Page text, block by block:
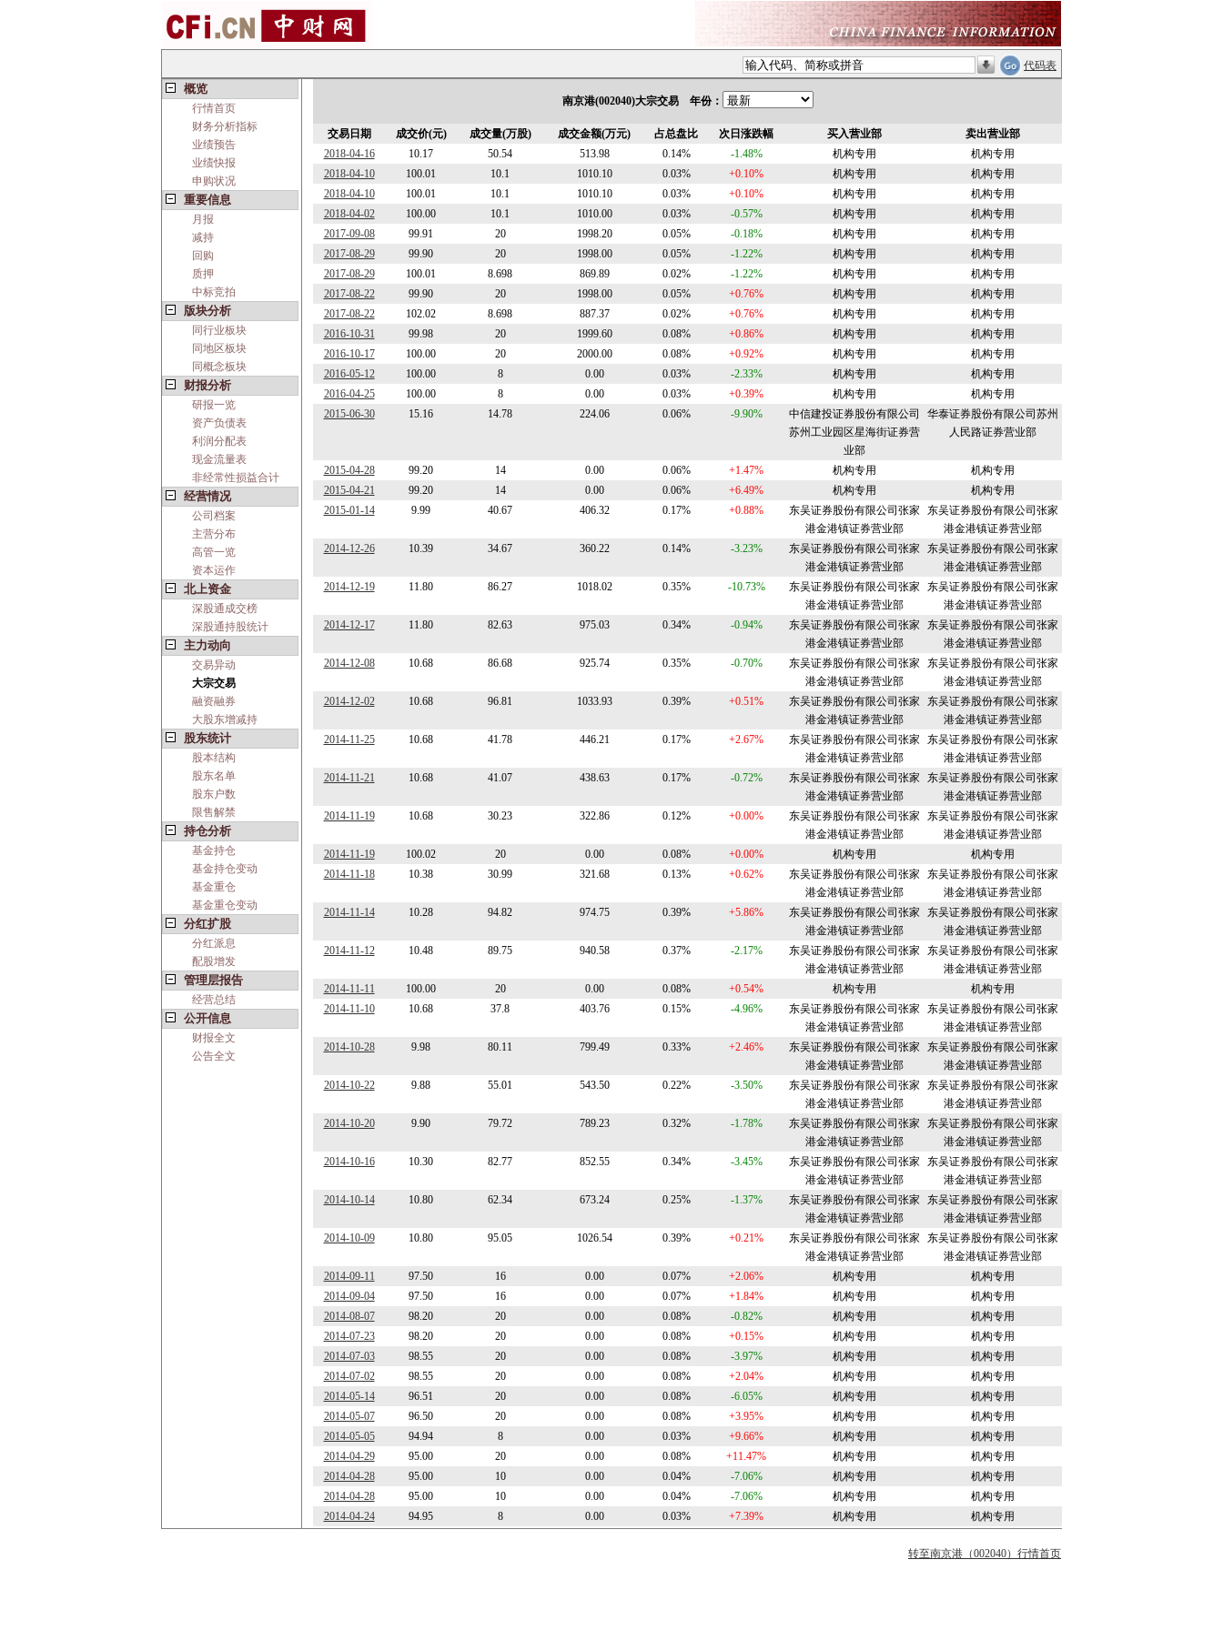
代码表
概览
行情首页
财务分析指标
业绩预告
业绩快报
申购状况
重要信息
月报
减持
回购
质押
中标竞拍
版块分析
同行业板块
同地区板块
同概念板块
财报分析
研报一览
资产负债表
利润分配表
现金流量表
非经常性损益合计
经营情况
公司档案
主营分布
高管一览
资本运作
北上资金
深股通成交榜
深股通持股统计
主力动向
交易异动
大宗交易
融资融券
大股东增减持
股东统计
股本结构
股东名单
股东户数
限售解禁
持仓分析
基金持仓
基金持仓变动
基金重仓
基金重仓变动
分红扩股
分红派息
配股增发
管理层报告
经营总结
公开信息
财报全文
公告全文
南京港(002040)大宗交易 年份：
交易日期 成交价(元) 成交量(万股) 成交金额(万元) 占总盘比 次日涨跌幅 买入营业部
卖出营业部
2018-04-16
10.17 50.54 513.98 0.14% -1.48% 机构专用
机构专用
2018-04-10
100.01 10.1 1010.10 0.03% +0.10% 机构专用
机构专用
2018-04-10
100.01 10.1 1010.10 0.03% +0.10% 机构专用
机构专用
2018-04-02
100.00 10.1 1010.00 0.03% -0.57% 机构专用
机构专用
2017-09-08
99.91 20 1998.20 0.05% -0.18% 机构专用
机构专用
2017-08-29
99.90 20 1998.00 0.05% -1.22% 机构专用
机构专用
2017-08-29
100.01 8.698 869.89 0.02% -1.22% 机构专用
机构专用
2017-08-22
99.90 20 1998.00 0.05% +0.76% 机构专用
机构专用
2017-08-22
102.02 8.698 887.37 0.02% +0.76% 机构专用
机构专用
2016-10-31
99.98 20 1999.60 0.08% +0.86% 机构专用
机构专用
2016-10-17
100.00 20 2000.00 0.08% +0.92% 机构专用
机构专用
2016-05-12
100.00 8 0.00 0.03% -2.33% 机构专用
机构专用
2016-04-25
100.00 8 0.00 0.03% +0.39% 机构专用
机构专用
2015-06-30
15.16 14.78 224.06 0.06% -9.90%
中信建投证券股份有限公司
苏州工业园区星海街证券营
业部
华泰证券股份有限公司苏州
人民路证券营业部
2015-04-28 99.20 14 0.00 0.06% +1.47% 机构专用
机构专用
2015-04-21
99.20 14 0.00 0.06% +6.49% 机构专用
机构专用
2015-01-14
9.99 40.67 406.32 0.17% +0.88%
东吴证券股份有限公司张家
港金港镇证券营业部
东吴证券股份有限公司张家
港金港镇证券营业部
2014-12-26
10.39 34.67 360.22 0.14% -3.23%
东吴证券股份有限公司张家
港金港镇证券营业部
东吴证券股份有限公司张家
港金港镇证券营业部
2014-12-19
11.80 86.27 1018.02 0.35% -10.73%
东吴证券股份有限公司张家
港金港镇证券营业部
东吴证券股份有限公司张家
港金港镇证券营业部
2014-12-17
11.80 82.63 975.03 0.34% -0.94%
东吴证券股份有限公司张家
港金港镇证券营业部
东吴证券股份有限公司张家
港金港镇证券营业部
2014-12-08
10.68 86.68 925.74 0.35% -0.70%
东吴证券股份有限公司张家
港金港镇证券营业部
东吴证券股份有限公司张家
港金港镇证券营业部
2014-12-02
10.68 96.81 1033.93 0.39% +0.51%
东吴证券股份有限公司张家
港金港镇证券营业部
东吴证券股份有限公司张家
港金港镇证券营业部
2014-11-25
10.68 41.78 446.21 0.17% +2.67%
东吴证券股份有限公司张家
港金港镇证券营业部
东吴证券股份有限公司张家
港金港镇证券营业部
2014-11-21
10.68 41.07 438.63 0.17% -0.72%
东吴证券股份有限公司张家
港金港镇证券营业部
东吴证券股份有限公司张家
港金港镇证券营业部
2014-11-19
10.68 30.23 322.86 0.12% +0.00%
东吴证券股份有限公司张家
港金港镇证券营业部
东吴证券股份有限公司张家
港金港镇证券营业部
2014-11-19
100.02 20 0.00 0.08% +0.00% 机构专用
机构专用
2014-11-18
10.38 30.99 321.68 0.13% +0.62%
东吴证券股份有限公司张家
港金港镇证券营业部
东吴证券股份有限公司张家
港金港镇证券营业部
2014-11-14
10.28 94.82 974.75 0.39% +5.86%
东吴证券股份有限公司张家
港金港镇证券营业部
东吴证券股份有限公司张家
港金港镇证券营业部
2014-11-12
10.48 89.75 940.58 0.37% -2.17%
东吴证券股份有限公司张家
港金港镇证券营业部
东吴证券股份有限公司张家
港金港镇证券营业部
2014-11-11
100.00 20 0.00 0.08% +0.54% 机构专用
机构专用
2014-11-10
10.68 37.8 403.76 0.15% -4.96%
东吴证券股份有限公司张家
港金港镇证券营业部
东吴证券股份有限公司张家
港金港镇证券营业部
2014-10-28
9.98 80.11 799.49 0.33% +2.46%
东吴证券股份有限公司张家
港金港镇证券营业部
东吴证券股份有限公司张家
港金港镇证券营业部
2014-10-22
9.88 55.01 543.50 0.22% -3.50%
东吴证券股份有限公司张家
港金港镇证券营业部
东吴证券股份有限公司张家
港金港镇证券营业部
2014-10-20
9.90 79.72 789.23 0.32% -1.78%
东吴证券股份有限公司张家
港金港镇证券营业部
东吴证券股份有限公司张家
港金港镇证券营业部
2014-10-16
10.30 82.77 852.55 0.34% -3.45%
东吴证券股份有限公司张家
港金港镇证券营业部
东吴证券股份有限公司张家
港金港镇证券营业部
2014-10-14
10.80 62.34 673.24 0.25% -1.37%
东吴证券股份有限公司张家
港金港镇证券营业部
东吴证券股份有限公司张家
港金港镇证券营业部
2014-10-09
10.80 95.05 1026.54 0.39% +0.21%
东吴证券股份有限公司张家
港金港镇证券营业部
东吴证券股份有限公司张家
港金港镇证券营业部
2014-09-11
97.50 16 0.00 0.07% +2.06% 机构专用
机构专用
2014-09-04
97.50 16 0.00 0.07% +1.84% 机构专用
机构专用
2014-08-07
98.20 20 0.00 0.08% -0.82% 机构专用
机构专用
2014-07-23
98.20 20 0.00 0.08% +0.15% 机构专用
机构专用
2014-07-03
98.55 20 0.00 0.08% -3.97% 机构专用
机构专用
2014-07-02
98.55 20 0.00 0.08% +2.04% 机构专用
机构专用
2014-05-14
96.51 20 0.00 0.08% -6.05% 机构专用
机构专用
2014-05-07
96.50 20 0.00 0.08% +3.95% 机构专用
机构专用
2014-05-05
94.94 8 0.00 0.03% +9.66% 机构专用
机构专用
2014-04-29
95.00 20 0.00 0.08% +11.47% 机构专用
机构专用
2014-04-28
95.00 10 0.00 0.04% -7.06% 机构专用
机构专用
2014-04-28
95.00 10 0.00 0.04% -7.06% 机构专用
机构专用
2014-04-24
94.95 8 0.00 0.03% +7.39% 机构专用 机构专用
转至南京港（002040）行情首页